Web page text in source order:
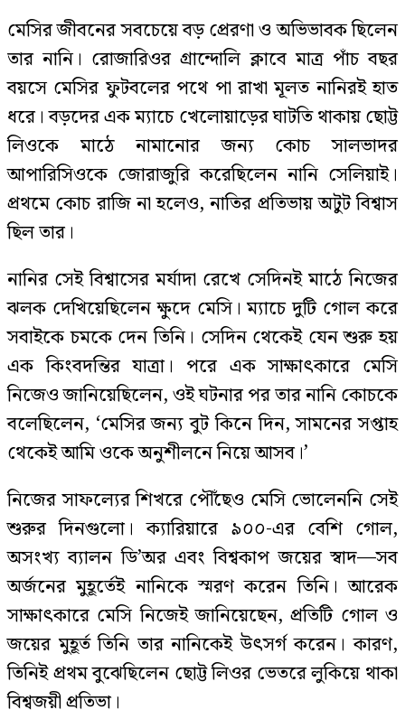
মেসির জীবনের সবচেয়ে বড় প্রেরণা ও অভিভাবক ছিলেন
তার নানি। রোজারিওর গ্রান্দোলি ক্লাবে মাত্র পাঁচ বছর
বয়সে মেসির ফুটবলের পথে পা রাখা মূলত নানিরই হাত
ধরে। বড়দের এক ম্যাচে খেলোয়াড়ের ঘাটতি থাকায় ছোট্ট
লিওকে মাঠে নামানোর জন্য কোচ সালভাদর
আপারিসিওকে জোরাজুরি করেছিলেন নানি সেলিয়াই।
প্রথমে কোচ রাজি না হলেও, নাতির প্রতিভায় অটুট বিশ্বাস
ছিল তার।
নানির সেই বিশ্বাসের মর্যাদা রেখে সেদিনই মাঠে নিজের
ঝলক দেখিয়েছিলেন ক্ষুদে মেসি। ম্যাচে দুটি গোল করে
সবাইকে চমকে দেন তিনি। সেদিন থেকেই যেন শুরু হয়
এক কিংবদন্তির যাত্রা। পরে এক সাক্ষাৎকারে মেসি
নিজেও জানিয়েছিলেন, ওই ঘটনার পর তার নানি কোচকে
বলেছিলেন, ‘মেসির জন্য বুট কিনে দিন, সামনের সপ্তাহ
থেকেই আমি ওকে অনুশীলনে নিয়ে আসব।’
নিজের সাফল্যের শিখরে পৌঁছেও মেসি ভোলেননি সেই
শুরুর দিনগুলো। ক্যারিয়ারে ৯০০-এর বেশি গোল,
অসংখ্য ব্যালন ডি’অর এবং বিশ্বকাপ জয়ের স্বাদ—সব
অর্জনের মুহূর্তেই নানিকে স্মরণ করেন তিনি। আরেক
সাক্ষাৎকারে মেসি নিজেই জানিয়েছেন, প্রতিটি গোল ও
জয়ের মুহূর্ত তিনি তার নানিকেই উৎসর্গ করেন। কারণ,
তিনিই প্রথম বুঝেছিলেন ছোট্ট লিওর ভেতরে লুকিয়ে থাকা
বিশ্বজয়ী প্রতিভা।